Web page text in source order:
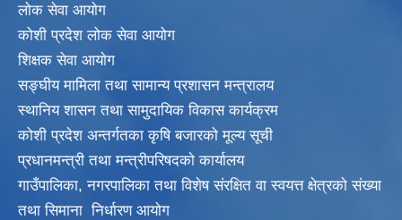
लाेक सेवा आयाेग
कोशी प्रदेश लोक सेवा आयोग
शिक्षक सेवा आयाेग
सङ्‍घीय मामिला तथा सामान्य प्रशासन मन्त्रालय
स्थानिय शासन तथा सामुदायिक विकास कार्यक्रम
कोशी प्रदेश अन्तर्गतका कृषि बजारको मूल्य सूची
प्रधानमन्त्री तथा मन्त्रीपरिषदकाे कार्यालय
गाउँपालिका, नगरपालिका तथा विशेष संरक्षित वा स्वयत्त क्षेत्रकाे संख्या
तथा सिमाना निर्धारण आयाेग